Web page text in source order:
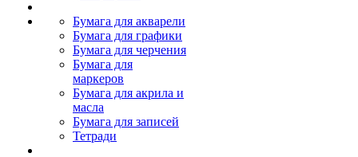
Бумага для акварели
Бумага для графики
Бумага для черчения
Бумага для
маркеров
Бумага для акрила и
масла
Бумага для записей
Тетради